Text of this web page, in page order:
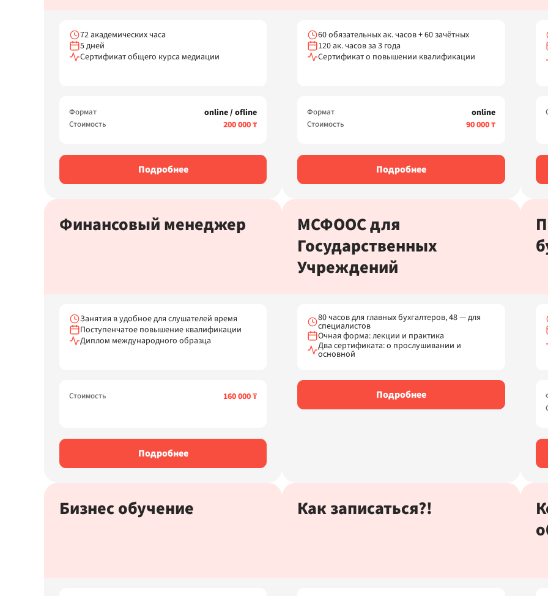
72 академических часа
5 дней
Сертификат общего курса медиации
Формат online / ofline
Стоимость 200 000 ₸
Подробнее
60 обязательных ак. часов + 60 зачётных
120 ак. часов за 3 года
Сертификат о повышении квалификации
Формат online
Стоимость 90 000 ₸
Подробнее
Финансовый менеджер
Занятия в удобное для слушателей время
Поступенчатое повышение квалификации
Диплом международного образца
Стоимость 160 000 ₸
Подробнее
МСФООС для
Государственных
Учреждений
80 часов для главных бухгалтеров, 48 — для
специалистов
Очная форма: лекции и практика
Два сертификата: о прослушивании и
основной
Подробнее
Бизнес обучение Как записаться?!